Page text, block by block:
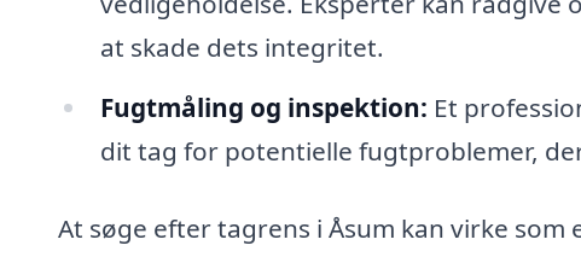
at skade dets integritet.
Fugtmåling og inspektion: Et
dit tag for potentielle fugtproblemer,
At søge efter tagrens i Åsum kan virke